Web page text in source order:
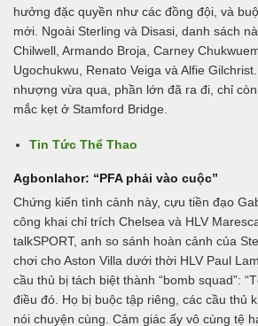
hưởng đặc quyền như các đồng đội, và
mới. Ngoài Sterling và Disasi, danh sách
Chilwell, Armando Broja, Carney
Ugochukwu, Renato Veiga và Alfie
nhượng vừa qua, phần lớn đã ra đi, chỉ
mắc kẹt ở Stamford Bridge.
Tin Tức Thể Thao
Agbonlahor: “PFA phải vào cuộc”
Chứng kiến tình cảnh này, cựu tiền đạo
công khai chỉ trích Chelsea và HLV
talkSPORT, anh so sánh hoàn cảnh của
chơi cho Aston Villa dưới thời HLV Paul
cầu thủ bị tách biệt thành “bomb squad”:
điều đó. Họ bị buộc tập riêng, các cầu thủ
nói chuyện cùng. Cảm giác ấy vô cùng tệ